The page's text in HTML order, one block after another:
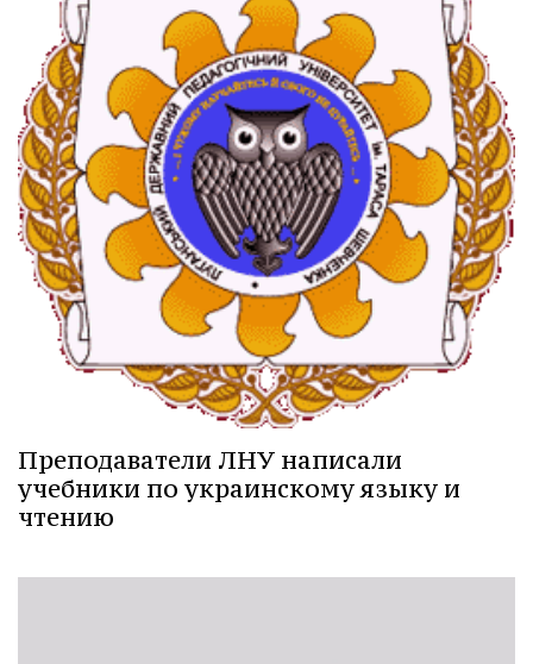
Преподаватели ЛНУ написали
учебники по украинскому языку и
чтению